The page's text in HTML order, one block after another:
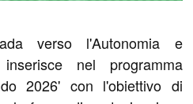
verso l'Autonomia e
nel programma
2026' con l'obiettivo di